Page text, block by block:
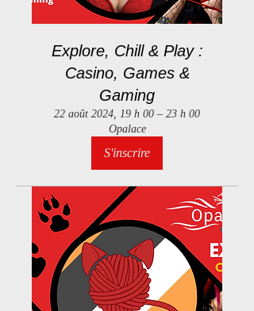
Explore, Chill & Play :
Casino, Games &
Gaming
22 août 2024, 19 h 00 – 23 h 00
Opalace
S'inscrire